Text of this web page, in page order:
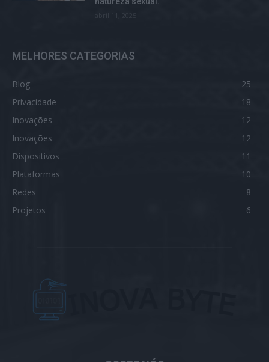
abril 11, 2025
MELHORES CATEGORIAS
Blog
25
Privacidade
18
Inovações
12
Inovações
12
Dispositivos
11
Plataformas
10
Redes
8
Projetos
6